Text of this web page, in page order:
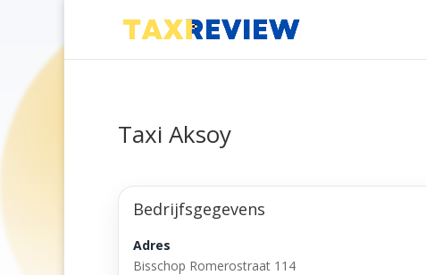
Taxi Aksoy
Bedrijfsgegevens
Adres
Bisschop Romerostraat 114